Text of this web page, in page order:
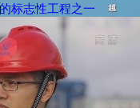
标志性工程之一